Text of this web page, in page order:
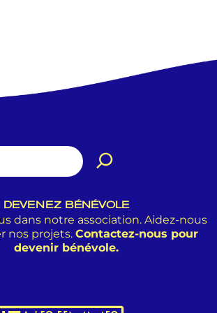
DEVENEZ BÉNÉVOLE
dans notre association. Aidez-nous
nos projets. Contactez-nous pour
devenir bénévole.